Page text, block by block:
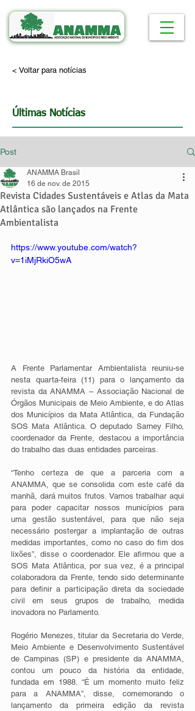
< Voltar para notícias
Últimas Notícias
Post
Revista Cidades Sustentáveis e Atlas da Mata
Atlântica são lançados na Frente
Ambientalista
ANAMMA Brasil
16 de nov. de 2015
https://www.youtube.com/watch?
v=1iMjRkiO5wA
A Frente Parlamentar Ambientalista reuniu-se
nesta quarta-feira (11) para o lançamento da
revista da ANAMMA – Associação Nacional de
Órgãos Municipais de Meio Ambiente, e do Atlas
dos Municípios da Mata Atlântica, da Fundação
SOS Mata Atlântica. O deputado Sarney Filho,
coordenador da Frente, destacou a importância
do trabalho das duas entidades parceiras.
“Tenho certeza de que a parceria com a
ANAMMA, que se consolida com este café da
manhã, dará muitos frutos. Vamos trabalhar aqui
para poder capacitar nossos municípios para
uma gestão sustentável, para que não seja
necessário postergar a implantação de outras
medidas importantes, como no caso do fim dos
lixões”, disse o coordenador. Ele afirmou que a
SOS Mata Atlântica, por sua vez, é a principal
colaboradora da Frente, tendo sido determinante
para definir a participação direta da sociedade
civil em seus grupos de trabalho, medida
inovadora no Parlamento.
Rogério Menezes, titular da Secretaria do Verde,
Meio Ambiente e Desenvolvimento Sustentável
de Campinas (SP) e presidente da ANAMMA,
contou um pouco da história da entidade,
fundada em 1988. “É um momento muito feliz
para a ANAMMA”, disse, comemorando o
lançamento da primeira edição da revista